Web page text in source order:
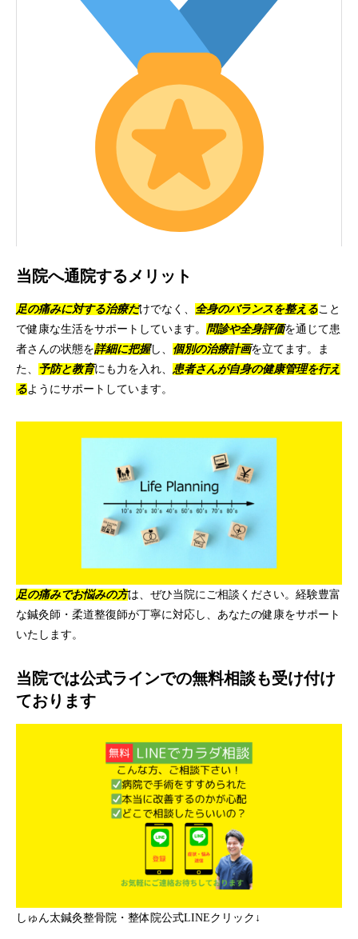
当院へ通院するメリット
足の痛みに対する治療だけでなく、 全身のバランスを整えること
で健康な生活をサポートしています。 問診や全身評価を通じて患
者さんの状態を詳細に把握し、 個別の治療計画を立てます。ま
た、 予防と教育にも力を入れ、 患者さんが自身の健康管理を行え
るようにサポートしています。
足の痛みでお悩みの方は、ぜひ当院にご相談ください。経験豊富
な鍼灸師・柔道整復師が丁寧に対応し、あなたの健康をサポート
いたします。
当院では公式ラインでの無料相談も受け付け
ております
しゅん太鍼灸整骨院・整体院公式LINEクリック↓